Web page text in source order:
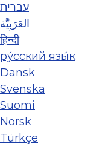
עברית
العَرَبِيَّة
हिन्दी
ру́сский язы́к
Dansk
Svenska
Suomi
Norsk
Türkçe